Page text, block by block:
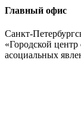
Главный офис
Санкт-
«Городской
асоциальных